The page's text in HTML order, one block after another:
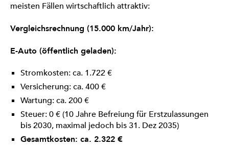
meisten Fällen wirtschaftlich attraktiv:
Vergleichsrechnung (15.000 km/Jahr):
E-Auto (öffentlich geladen):
Stromkosten: ca. 1.722 €
Versicherung: ca. 400 €
Wartung: ca. 200 €
Steuer: 0 € (10 Jahre Befreiung für Erstzulassungen
bis 2030, maximal jedoch bis 31. Dez 2035)
Gesamtkosten: ca. 2.322 €